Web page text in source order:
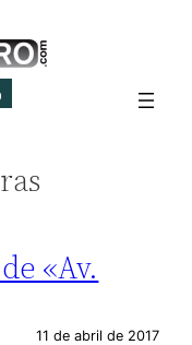
«Av.
11 de abril de 2017